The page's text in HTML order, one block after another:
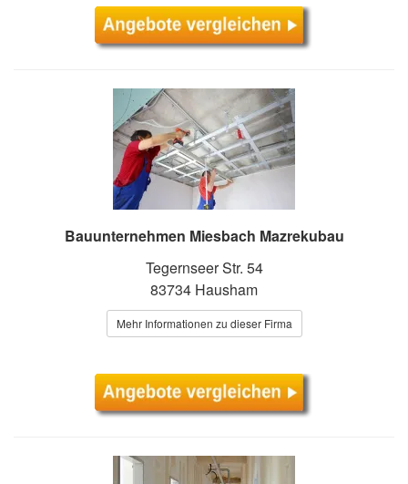
Bauunternehmen Miesbach Mazrekubau
Tegernseer Str. 54
83734 Hausham
Mehr Informationen zu dieser Firma